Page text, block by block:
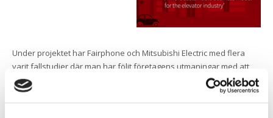
Under projektet har Fairphone och Mitsubishi Electric med flera
varit fallstudier där man har följt företagens utmaningar med att
utveckla och sälja en cirkulär produkt. Fairphone erbjuder kunder
en smartphone designad för minst fem års livslängd, och med
ambitiösa mål att ändra hur smartphones görs genom hela